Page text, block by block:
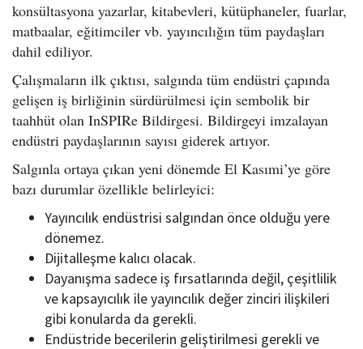
konsültasyona yazarlar, kitabevleri, kütüphaneler, fuarlar,
matbaalar, eğitimciler vb. yayıncılığın tüm paydaşları
dahil ediliyor.
Çalışmaların ilk çıktısı, salgında tüm endüstri çapında
gelişen iş birliğinin sürdürülmesi için sembolik bir
taahhüt olan InSPIRe Bildirgesi. Bildirgeyi imzalayan
endüstri paydaşlarının sayısı giderek artıyor.
Salgınla ortaya çıkan yeni dönemde El Kasımi’ye göre
bazı durumlar özellikle belirleyici:
Yayıncılık endüstrisi salgından önce olduğu yere
dönemez.
Dijitalleşme kalıcı olacak.
Dayanışma sadece iş fırsatlarında değil, çeşitlilik
ve kapsayıcılık ile yayıncılık değer zinciri ilişkileri
gibi konularda da gerekli.
Endüstride becerilerin geliştirilmesi gerekli ve